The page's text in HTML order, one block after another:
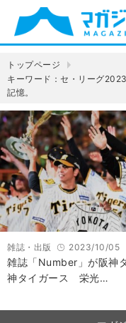
トップページ
キーワード：セ・リーグ
記憶。
雑誌・出版 2023/10/05
雑誌「Number」が阪神
神タイガース 栄光…